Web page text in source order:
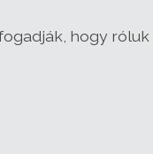
hogy